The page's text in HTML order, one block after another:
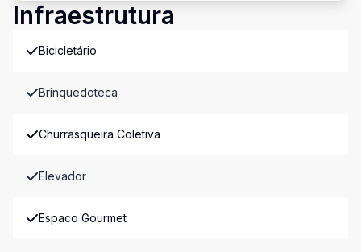
Infraestrutura
Bicicletário
Brinquedoteca
Churrasqueira Coletiva
Elevador
Espaco Gourmet